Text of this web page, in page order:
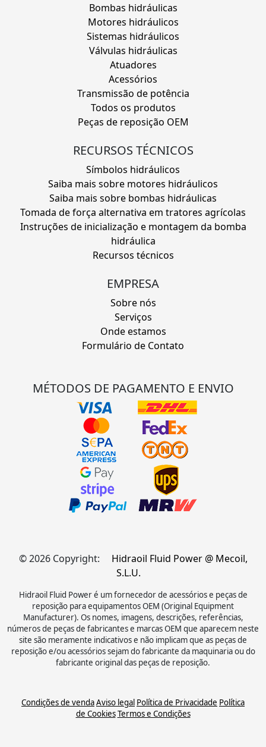
Bombas hidráulicas
Motores hidráulicos
Sistemas hidráulicos
Válvulas hidráulicas
Atuadores
Acessórios
Transmissão de potência
Todos os produtos
Peças de reposição OEM
RECURSOS TÉCNICOS
Símbolos hidráulicos
Saiba mais sobre motores hidráulicos
Saiba mais sobre bombas hidráulicas
Tomada de força alternativa em tratores agrícolas
Instruções de inicialização e montagem da bomba
hidráulica
Recursos técnicos
EMPRESA
Sobre nós
Serviços
Onde estamos
Formulário de Contato
MÉTODOS DE PAGAMENTO E ENVIO
© 2026 Copyright:
Hidraoil Fluid Power @ Mecoil,
S.L.U.
Hidraoil Fluid Power é um fornecedor de acessórios e peças de
reposição para equipamentos OEM (Original Equipment
Manufacturer). Os nomes, imagens, descrições, referências,
números de peças de fabricantes e marcas OEM que aparecem neste
site são meramente indicativos e não implicam que as peças de
reposição e/ou acessórios sejam do fabricante da maquinaria ou do
fabricante original das peças de reposição.
Condições de vendaAviso legal Política de Privacidade Política
de CookiesTermos e Condições